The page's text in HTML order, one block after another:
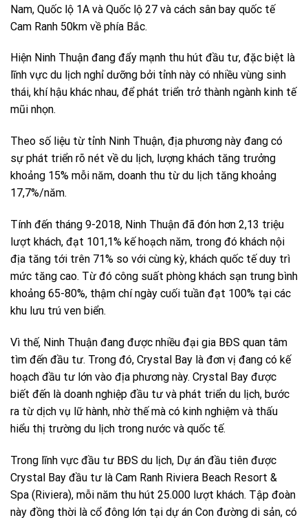
Nam, Quốc lộ 1A và Quốc lộ 27 và cách sân bay quốc tế
Cam Ranh 50km về phía Bắc.
Hiện Ninh Thuận đang đẩy mạnh thu hút đầu tư, đặc biệt là
lĩnh vực du lịch nghỉ dưỡng bởi tỉnh này có nhiều vùng sinh
thái, khí hậu khác nhau, để phát triển trở thành ngành kinh tế
mũi nhọn.
Theo số liệu từ tỉnh Ninh Thuận, địa phương này đang có
sự phát triển rõ nét về du lịch, lượng khách tăng trưởng
khoảng 15% mỗi năm, doanh thu từ du lịch tăng khoảng
17,7%/năm.
Tính đến tháng 9-2018, Ninh Thuận đã đón hơn 2,13 triệu
lượt khách, đạt 101,1% kế hoạch năm, trong đó khách nội
địa tăng tới trên 71% so với cùng kỳ, khách quốc tế duy trì
mức tăng cao. Từ đó công suất phòng khách sạn trung bình
khoảng 65-80%, thậm chí ngày cuối tuần đạt 100% tại các
khu lưu trú ven biển.
Vì thế, Ninh Thuận đang được nhiều đại gia BĐS quan tâm
tìm đến đầu tư. Trong đó, Crystal Bay là đơn vị đang có kế
hoạch đầu tư lớn vào địa phương này. Crystal Bay được
biết đến là doanh nghiệp đầu tư và phát triển du lịch, bước
ra từ dịch vụ lữ hành, nhờ thế mà có kinh nghiệm và thấu
hiểu thị trường du lịch trong nước và quốc tế.
Trong lĩnh vực đầu tư BĐS du lịch, Dự án đầu tiên được
Crystal Bay đầu tư là Cam Ranh Riviera Beach Resort &
Spa (Riviera), mỗi năm thu hút 25.000 lượt khách. Tập đoàn
này đồng thời là cổ đông lớn tại dự án Con đường di sản, có